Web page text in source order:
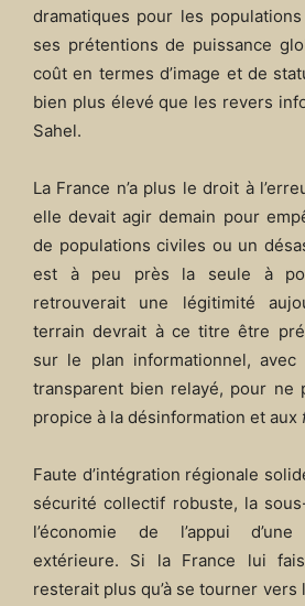
dramatiques pour les
ses prétentions de puissance
coût en termes d’image et de
bien plus élevé que les revers
Sahel.
La France n’a plus le droit à
elle devait agir demain pour
de populations civiles ou un
est à peu près la seule à
retrouverait une légitimité
terrain devrait à ce titre être
sur le plan informationnel,
transparent bien relayé, pour ne
propice à la désinformation et aux
Faute d’intégration régionale
sécurité collectif robuste, la
l’économie de l’appui
extérieure. Si la France lui
resterait plus qu’à se tourner vers